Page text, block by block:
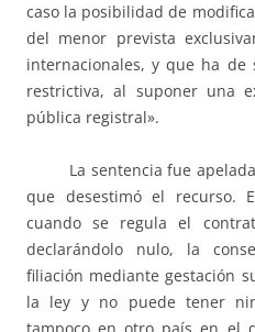
caso la posibilidad de
del menor prevista
internacionales, y que ha
restrictiva, al suponer una
pública registral».
La sentencia fue apelada
que desestimó el recurso.
cuando se regula el
declarándolo nulo, la
filiación mediante gestación
la ley y no puede tener